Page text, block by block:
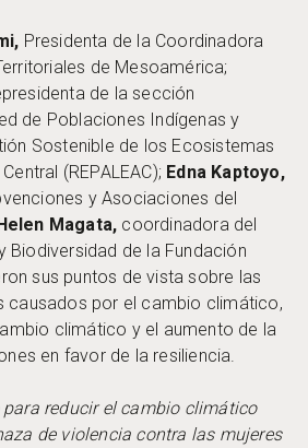
Presidenta de la Coordinadora
de Mesoamérica;
de la sección
de Poblaciones Indígenas y
Sostenible de los Ecosistemas
(REPALEAC); Edna Kaptoyo,
y Asociaciones del
Magata, coordinadora del
Biodiversidad de la Fundación
sus puntos de vista sobre las
causados por el cambio climático,
climático y el aumento de la
en favor de la resiliencia.
reducir el cambio climático
de violencia contra las mujeres